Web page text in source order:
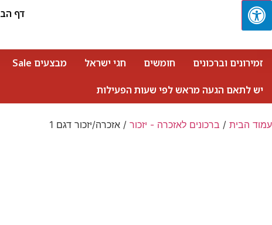
דף
זמירונים וברכונים חומשים חגי ישראל מבצעים Sale
יש לתאם הגעה מראש לפי שעות הפעילות
עמוד הבית / ברכונים לאזכרה - יזכור / אזכרה/יזכור דגם 1